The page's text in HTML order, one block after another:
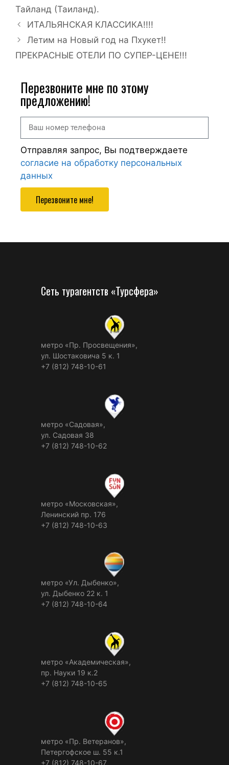
Тайланд (Таиланд).
ИТАЛЬЯНСКАЯ КЛАССИКА!!!!
Летим на Новый год на Пхукет!!
ПРЕКРАСНЫЕ ОТЕЛИ ПО СУПЕР-ЦЕНЕ!!!
Перезвоните мне по этому
предложению!
Отправляя запрос, Вы подтверждаете
согласие на обработку персональных
данных
Перезвоните мне!
Сеть турагентств «Турсфера»
метро «Пр. Просвещения»,
ул. Шостаковича 5 к. 1
+7 (812) 748-10-61
метро «Садовая»,
ул. Садовая 38
+7 (812) 748-10-62
метро «Московская»,
Ленинский пр. 176
+7 (812) 748-10-63
метро «Ул. Дыбенко»,
ул. Дыбенко 22 к. 1
+7 (812) 748-10-64
метро «Академическая»,
пр. Науки 19 к.2
+7 (812) 748-10-65
метро «Пр. Ветеранов»,
Петергофское ш. 55 к.1
+7 (812) 748-10-67